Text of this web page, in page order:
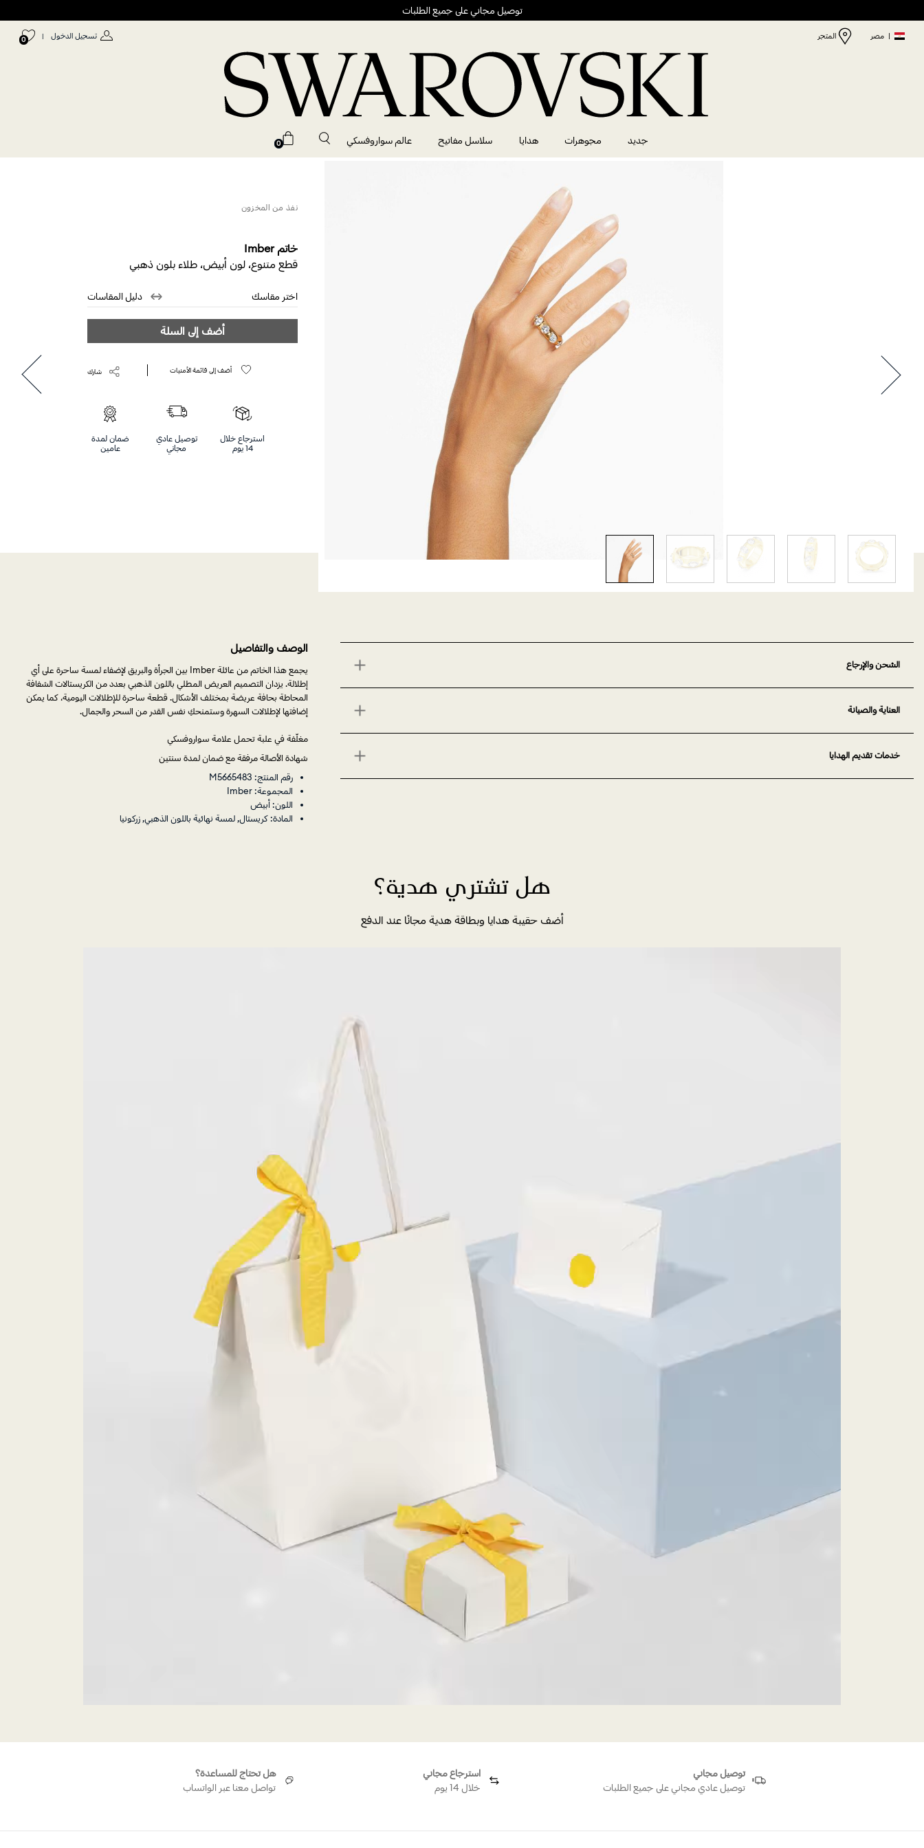
توصيل مجاني على جميع الطلبات
| مصر المتجر تسجيل الدخول |
0
جديد مجوهرات هدايا سلاسل مفاتيح عالم سواروفسكي 0
نفذ من المخزون
خاتم Imber
قطع متنوع، لون أبيض، طلاء بلون ذهبي
اختر مقاسك دليل المقاسات
أضف إلى السلة
أضف إلى قائمة الأمنيات شارك
استرجاع خلال
14 يوم
توصيل عادي
مجاني
ضمان لمدة
عامين
الشحن والإرجاع
العناية والصيانة
خدمات تقديم الهدايا
الوصف والتفاصيل
يجمع هذا الخاتم من عائلة Imber بين الجرأة والبريق لإضفاء لمسة ساحرة على أي
إطلالة. يزدان التصميم العريض المطلي باللون الذهبي بعدد من الكريستالات الشفافة
المحاطة بحافة عريضة بمختلف الأشكال. قطعة ساحرة للإطلالات اليومية، كما يمكن
إضافتها لإطلالات السهرة وستمنحكِ نفس القدر من السحر والجمال.
مغلّفة في علبة تحمل علامة سواروفسكي
شهادة الأصالة مرفقة مع ضمان لمدة سنتين
رقم المنتج: M5665483
المجموعة: Imber
اللون: أبيض
المادة: كريستال, لمسة نهائية باللون الذهبي, زركونيا
هل تشتري هدية؟
أضف حقيبة هدايا وبطاقة هدية مجانًا عند الدفع
توصيل مجاني
توصيل عادي مجاني على جميع الطلبات
استرجاع مجاني
خلال 14 يوم
هل تحتاج للمساعدة؟
تواصل معنا عبر الواتساب